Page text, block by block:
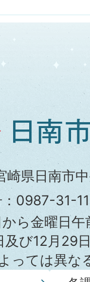
県日南市
：0987-31-
ら金曜日
及び12月29
っては異